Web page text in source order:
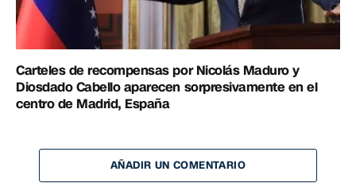
Carteles de recompensas por Nicolás Maduro y
Diosdado Cabello aparecen sorpresivamente en el
centro de Madrid, España
AÑADIR UN COMENTARIO